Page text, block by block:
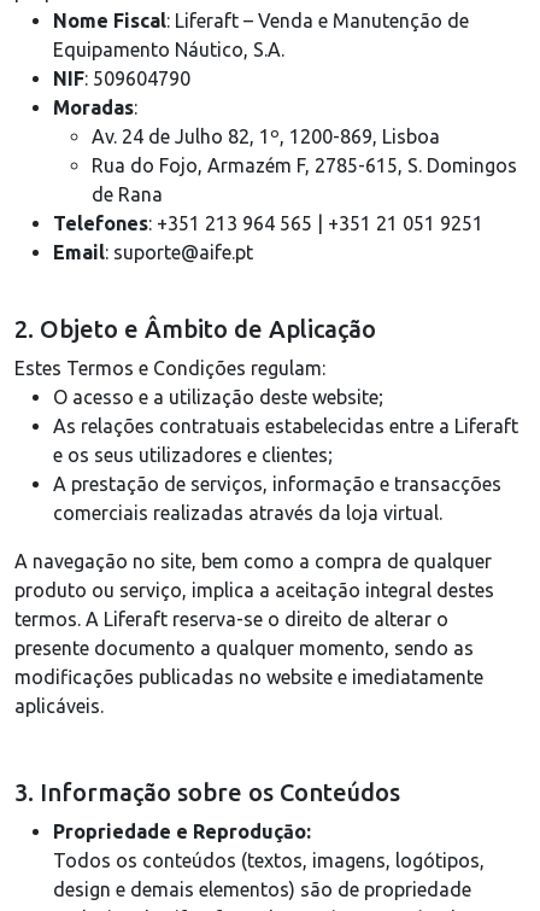
Nome Fiscal: Liferaft – Venda e Manutenção de
Equipamento Náutico, S.A.
NIF: 509604790
Moradas:
Av. 24 de Julho 82, 1º, 1200-869, Lisboa
Rua do Fojo, Armazém F, 2785-615, S. Domingos
de Rana
Telefones: +351 213 964 565 | +351 21 051 9251
Email: suporte@aife.pt
2. Objeto e Âmbito de Aplicação
Estes Termos e Condições regulam:
O acesso e a utilização deste website;
As relações contratuais estabelecidas entre a Liferaft
e os seus utilizadores e clientes;
A prestação de serviços, informação e transacções
comerciais realizadas através da loja virtual.
A navegação no site, bem como a compra de qualquer
produto ou serviço, implica a aceitação integral destes
termos. A Liferaft reserva-se o direito de alterar o
presente documento a qualquer momento, sendo as
modificações publicadas no website e imediatamente
aplicáveis.
3. Informação sobre os Conteúdos
Propriedade e Reproduçāo:
Todos os conteúdos (textos, imagens, logótipos,
design e demais elementos) são de propriedade